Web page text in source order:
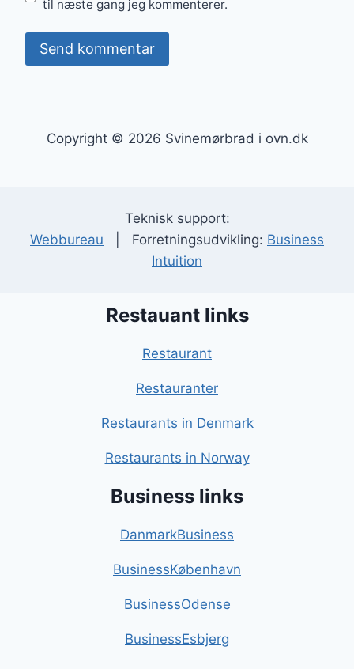
til næste gang jeg kommenterer.
Copyright © 2026 Svinemørbrad i ovn.dk
Teknisk support:
Webbureau | Forretningsudvikling: Business
Intuition
Restauant links
Restaurant
Restauranter
Restaurants in Denmark
Restaurants in Norway
Business links
DanmarkBusiness
BusinessKøbenhavn
BusinessOdense
BusinessEsbjerg